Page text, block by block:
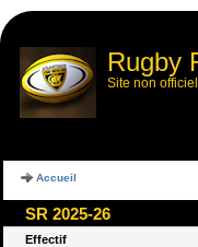
Rugby
Site non officiel
Accueil
SR 2025-26
Effectif